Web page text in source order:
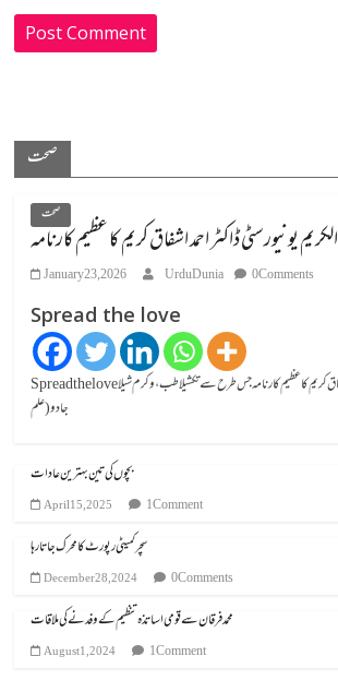
صحت
صحت
الکریم یونیورسٹی ڈاکٹر احمد اشفاق کریم کا عظیم کارنامہ
January 23, 2026 UrduDunia 0 Comments
Spread the love
Spread the loveالکریم یونیورسٹی ڈاکٹر احمد اشفاق کریم کا عظیم کارنامہ جس طرح سے تکشیلا طب، وکرم شیلا
جادو (علم
بچوں کی تین بہترین عادات
April 15, 2025 1 Comment
سچر کمیٹی رپورٹ کا محرک جاتا رہا
December 28, 2024 0 Comments
محمد فرقان سے قومی اساتذہ تنظیم کے وفد نے کی ملاقات
August 1, 2024 1 Comment